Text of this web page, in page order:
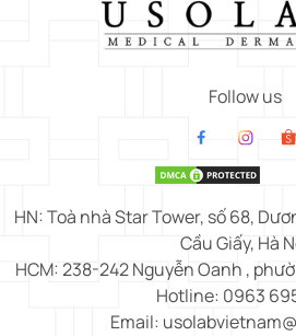
Follow us
HN: Toà nhà Star Tower, số 68,
Cầu Giấy, Hà
HCM: 238-242 Nguyễn Oanh ,
Hotline: 0963
Email: